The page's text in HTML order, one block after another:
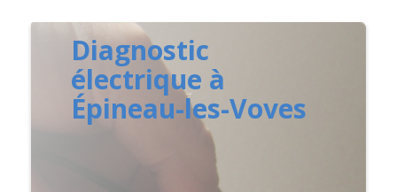
Diagnostic
électrique à
Épineau-les-Voves